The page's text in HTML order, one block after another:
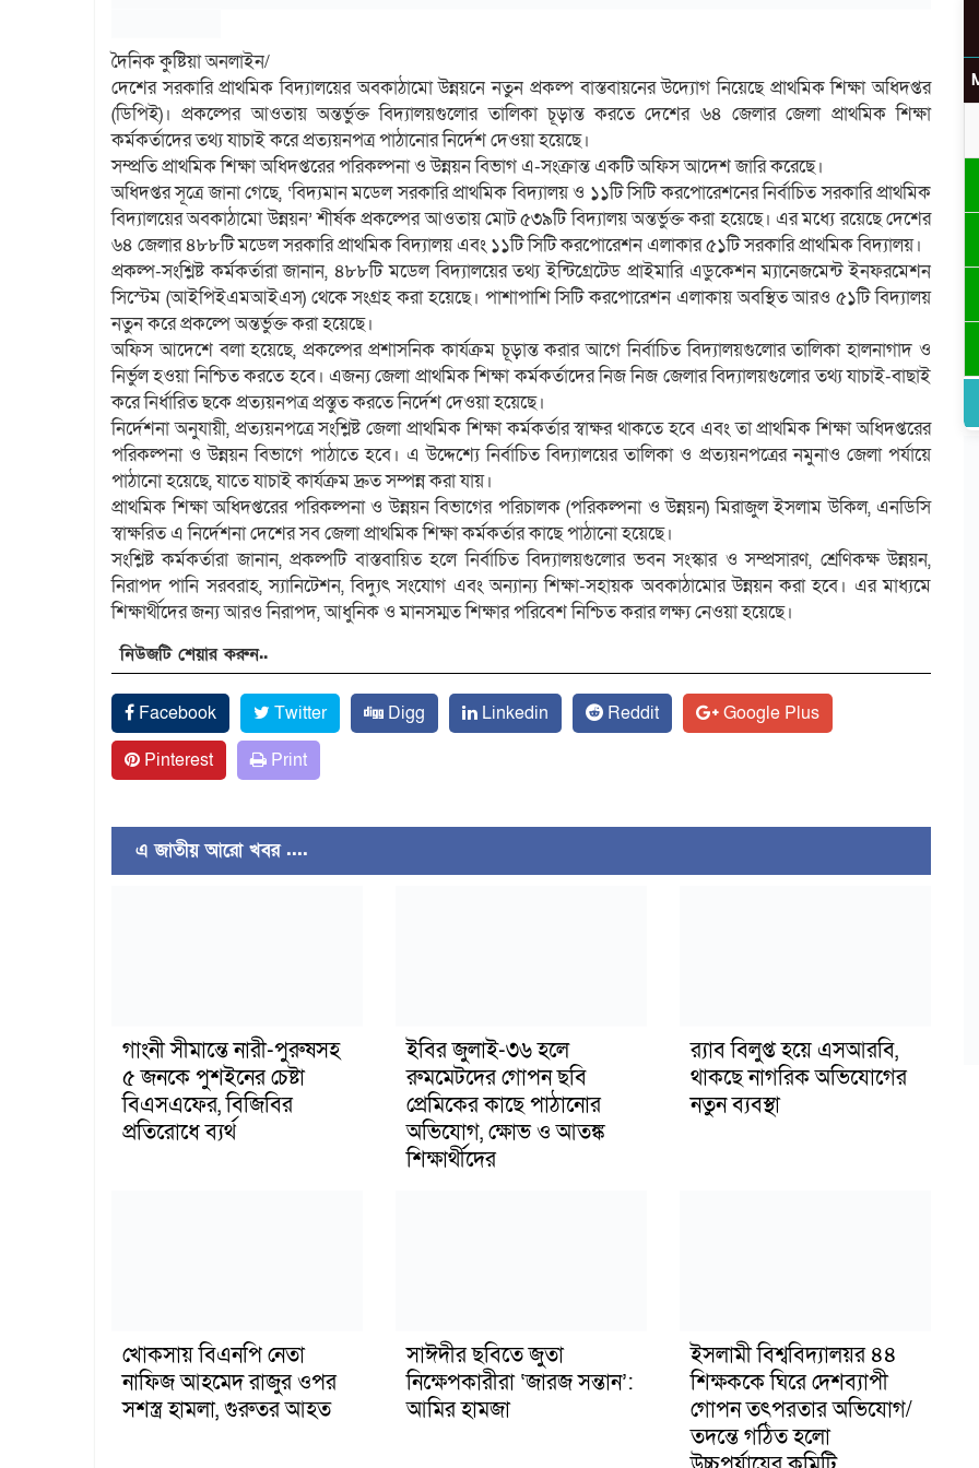
দৈনিক কুষ্টিয়া অনলাইন/
দেশের সরকারি প্রাথমিক বিদ্যালয়ের অবকাঠামো উন্নয়নে নতুন প্রকল্প বাস্তবায়নের উদ্যোগ নিয়েছে প্রাথমিক শিক্ষা অধিদপ্তর
(ডিপিই)। প্রকল্পের আওতায় অন্তর্ভুক্ত বিদ্যালয়গুলোর তালিকা চূড়ান্ত করতে দেশের ৬৪ জেলার জেলা প্রাথমিক শিক্ষা
কর্মকর্তাদের তথ্য যাচাই করে প্রত্যয়নপত্র পাঠানোর নির্দেশ দেওয়া হয়েছে।
সম্প্রতি প্রাথমিক শিক্ষা অধিদপ্তরের পরিকল্পনা ও উন্নয়ন বিভাগ এ-সংক্রান্ত একটি অফিস আদেশ জারি করেছে।
অধিদপ্তর সূত্রে জানা গেছে, ‘বিদ্যমান মডেল সরকারি প্রাথমিক বিদ্যালয় ও ১১টি সিটি করপোরেশনের নির্বাচিত সরকারি প্রাথমিক
বিদ্যালয়ের অবকাঠামো উন্নয়ন’ শীর্ষক প্রকল্পের আওতায় মোট ৫৩৯টি বিদ্যালয় অন্তর্ভুক্ত করা হয়েছে। এর মধ্যে রয়েছে দেশের
৬৪ জেলার ৪৮৮টি মডেল সরকারি প্রাথমিক বিদ্যালয় এবং ১১টি সিটি করপোরেশন এলাকার ৫১টি সরকারি প্রাথমিক বিদ্যালয়।
প্রকল্প-সংশ্লিষ্ট কর্মকর্তারা জানান, ৪৮৮টি মডেল বিদ্যালয়ের তথ্য ইন্টিগ্রেটেড প্রাইমারি এডুকেশন ম্যানেজমেন্ট ইনফরমেশন
সিস্টেম (আইপিইএমআইএস) থেকে সংগ্রহ করা হয়েছে। পাশাপাশি সিটি করপোরেশন এলাকায় অবস্থিত আরও ৫১টি বিদ্যালয়
নতুন করে প্রকল্পে অন্তর্ভুক্ত করা হয়েছে।
অফিস আদেশে বলা হয়েছে, প্রকল্পের প্রশাসনিক কার্যক্রম চূড়ান্ত করার আগে নির্বাচিত বিদ্যালয়গুলোর তালিকা হালনাগাদ ও
নির্ভুল হওয়া নিশ্চিত করতে হবে। এজন্য জেলা প্রাথমিক শিক্ষা কর্মকর্তাদের নিজ নিজ জেলার বিদ্যালয়গুলোর তথ্য যাচাই-বাছাই
করে নির্ধারিত ছকে প্রত্যয়নপত্র প্রস্তুত করতে নির্দেশ দেওয়া হয়েছে।
নির্দেশনা অনুযায়ী, প্রত্যয়নপত্রে সংশ্লিষ্ট জেলা প্রাথমিক শিক্ষা কর্মকর্তার স্বাক্ষর থাকতে হবে এবং তা প্রাথমিক শিক্ষা অধিদপ্তরের
পরিকল্পনা ও উন্নয়ন বিভাগে পাঠাতে হবে। এ উদ্দেশ্যে নির্বাচিত বিদ্যালয়ের তালিকা ও প্রত্যয়নপত্রের নমুনাও জেলা পর্যায়ে
পাঠানো হয়েছে, যাতে যাচাই কার্যক্রম দ্রুত সম্পন্ন করা যায়।
প্রাথমিক শিক্ষা অধিদপ্তরের পরিকল্পনা ও উন্নয়ন বিভাগের পরিচালক (পরিকল্পনা ও উন্নয়ন) মিরাজুল ইসলাম উকিল, এনডিসি
স্বাক্ষরিত এ নির্দেশনা দেশের সব জেলা প্রাথমিক শিক্ষা কর্মকর্তার কাছে পাঠানো হয়েছে।
সংশ্লিষ্ট কর্মকর্তারা জানান, প্রকল্পটি বাস্তবায়িত হলে নির্বাচিত বিদ্যালয়গুলোর ভবন সংস্কার ও সম্প্রসারণ, শ্রেণিকক্ষ উন্নয়ন,
নিরাপদ পানি সরবরাহ, স্যানিটেশন, বিদ্যুৎ সংযোগ এবং অন্যান্য শিক্ষা-সহায়ক অবকাঠামোর উন্নয়ন করা হবে। এর মাধ্যমে
শিক্ষার্থীদের জন্য আরও নিরাপদ, আধুনিক ও মানসম্মত শিক্ষার পরিবেশ নিশ্চিত করার লক্ষ্য নেওয়া হয়েছে।
নিউজটি শেয়ার করুন..
Facebook Twitter Digg Linkedin Reddit
Google Plus
Pinterest
Print
এ জাতীয় আরো খবর ....
গাংনী সীমান্তে নারী-পুরুষসহ
৫ জনকে পুশইনের চেষ্টা
বিএসএফের, বিজিবির
প্রতিরোধে ব্যর্থ
ইবির জুলাই-৩৬ হলে
রুমমেটদের গোপন ছবি
প্রেমিকের কাছে পাঠানোর
অভিযোগ, ক্ষোভ ও আতঙ্ক
শিক্ষার্থীদের
র‍্যাব বিলুপ্ত হয়ে এসআরবি,
থাকছে নাগরিক অভিযোগের
নতুন ব্যবস্থা
খোকসায় বিএনপি নেতা
নাফিজ আহমেদ রাজুর ওপর
সশস্ত্র হামলা, গুরুতর আহত
সাঈদীর ছবিতে জুতা
নিক্ষেপকারীরা ‘জারজ সন্তান’:
আমির হামজা
ইসলামী বিশ্ববিদ্যালয়র ৪৪
শিক্ষককে ঘিরে দেশব্যাপী
গোপন তৎপরতার অভিযোগ/
তদন্তে গঠিত হলো